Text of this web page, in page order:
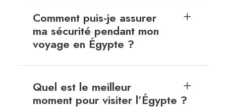
Comment puis-je assurer
ma sécurité pendant mon
voyage en Égypte ?
Quel est le meilleur
moment pour visiter l’Égypte ?